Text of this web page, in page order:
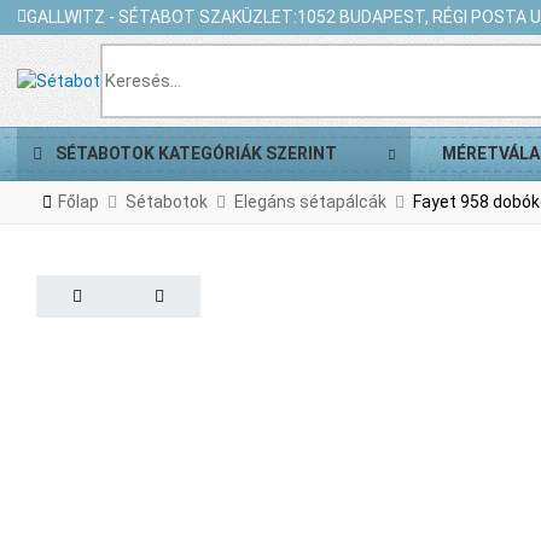
GALLWITZ - SÉTABOT SZAKÜZLET:1052 BUDAPEST, RÉGI POSTA
SÉTABOTOK KATEGÓRIÁK SZERINT
Főlap Sétabotok Elegáns sétapálcák Fayet 958